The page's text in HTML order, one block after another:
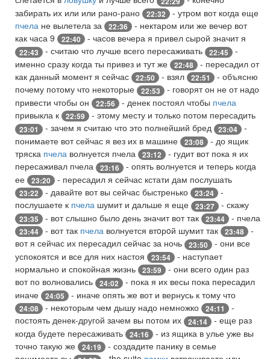
забирать их или или рано-рано
22:32
- утром вот когда еще
пчела не вылетела за 22:36
- нектаром или же вечер вот
как часа 9
22:40 - часов вечера я привел сырой значит я
22:43 - считаю что лучше всего пересаживать 22:45
-
именно сразу когда ты привез и тут же
22:48
- пересадил от
как данный момент я сейчас
22:50 - взял 22:51
- объясню
почему потому что некоторые
22:53
- говорят он не от надо
привести чтобы он
22:56 - денек постоял чтобы пчела
привыкла к
22:59 - этому месту и только потом пересадить
23:01 - зачем я считаю что это полнейший бред 23:04
-
понимаете вот сейчас я вез их в машине
23:08
- до ящик
тряска пчела волнуется пчела 23:12
- гудит вот пока я их
пересаживал пчела
23:16
- опять волнуется и теперь когда
ее
23:20 - пересадил я сейчас кстати дам послушать
23:22 - давайте вот вы сейчас быстренько 23:24
-
послушаете к пчела шумит и дальше я еще 23:27 - скажу
23:35 - вот слышно было день значит вот так 23:44 - пчела
23:44 - вот так пчела волнуется втoрoй шумит так 23:48
-
вот я сейчас их пересадил сейчас за ночь
23:50
- они все
успокоятся и все для них настоя
23:54
- наступает
нормально и спокойная жизнь
23:59
- они всего один раз
вот по волновались
24:02
- пока я их весы пока пересадил
иначе
24:05 - иначе опять же вот и вернусь к тому что
24:08 - некоторым чем дышу надо немножко 24:11
-
постоять денек-другой зачем вы потом их
24:14
- еще раз
когда будете пересаживать
24:16
- из ящика в улье уже вы
точно такую же
24:19
- создадите панику в семье